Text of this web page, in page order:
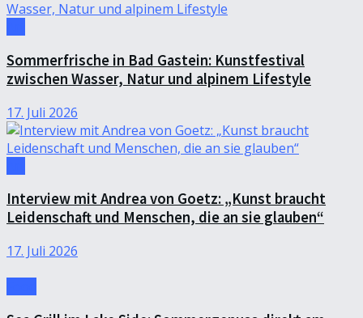
Sommerfrische in Bad Gastein: Kunstfestival
zwischen Wasser, Natur und alpinem Lifestyle
17. Juli 2026
Interview mit Andrea von Goetz: „Kunst braucht
Leidenschaft und Menschen, die an sie glauben“
17. Juli 2026